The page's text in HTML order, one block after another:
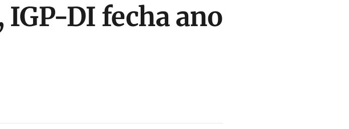
IGP-DI fecha ano